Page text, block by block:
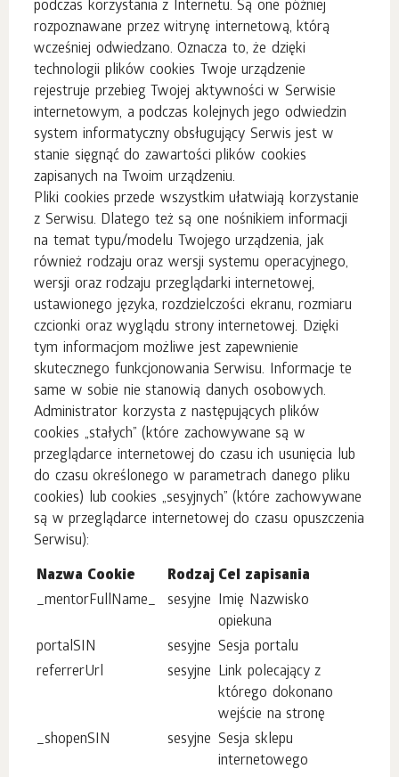
podczas korzystania z Internetu. Są one później
rozpoznawane przez witrynę internetową, którą
wcześniej odwiedzano. Oznacza to, że dzięki
technologii plików cookies Twoje urządzenie
rejestruje przebieg Twojej aktywności w Serwisie
internetowym, a podczas kolejnych jego odwiedzin
system informatyczny obsługujący Serwis jest w
stanie sięgnąć do zawartości plików cookies
zapisanych na Twoim urządzeniu.
Pliki cookies przede wszystkim ułatwiają korzystanie
z Serwisu. Dlatego też są one nośnikiem informacji
na temat typu/modelu Twojego urządzenia, jak
również rodzaju oraz wersji systemu operacyjnego,
wersji oraz rodzaju przeglądarki internetowej,
ustawionego języka, rozdzielczości ekranu, rozmiaru
czcionki oraz wyglądu strony internetowej. Dzięki
tym informacjom możliwe jest zapewnienie
skutecznego funkcjonowania Serwisu. Informacje te
same w sobie nie stanowią danych osobowych.
Administrator korzysta z następujących plików
cookies „stałych” (które zachowywane są w
przeglądarce internetowej do czasu ich usunięcia lub
do czasu określonego w parametrach danego pliku
cookies) lub cookies „sesyjnych” (które zachowywane
są w przeglądarce internetowej do czasu opuszczenia
Serwisu):
Nazwa Cookie Rodzaj Cel zapisania
_mentorFullName_
sesyjne Imię Nazwisko
opiekuna
portalSIN
sesyjne Sesja portalu
referrerUrl
sesyjne Link polecający z
którego dokonano
wejście na stronę
_shopenSIN
sesyjne Sesja sklepu
internetowego